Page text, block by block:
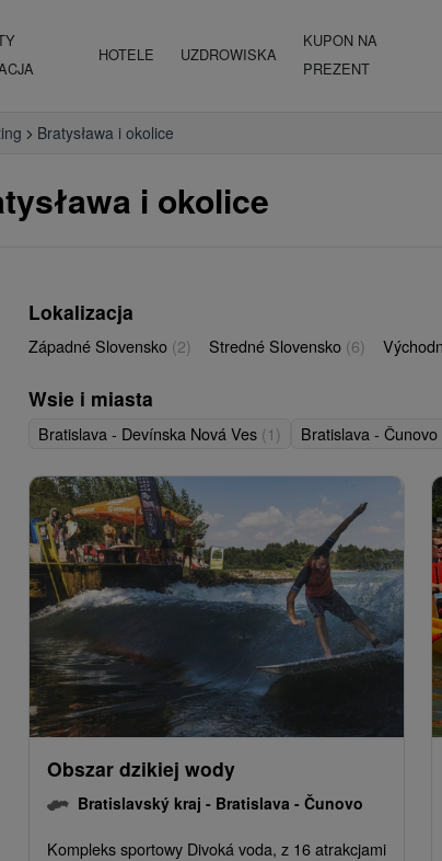
HOTELE UZDROWISKA
KUPON NA
PREZENT
Bratysława i okolice
i okolice
Lokalizacja
Západné Slovensko (2) Stredné Slovensko (6)
Wsie i miasta
Bratislava - Devínska Nová Ves (1) Bratislava - Čunovo
Obszar dzikiej wody
Bratislavský kraj - Bratislava - Čunovo
Kompleks sportowy Divoká voda, z 16 atrakcjami